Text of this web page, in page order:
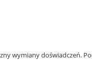
wymiany doświadczeń.